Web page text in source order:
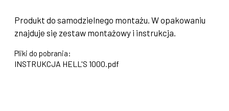
Produkt do samodzielnego montażu. W opakowaniu
znajduje się zestaw montażowy i instrukcja.
Pliki do pobrania:
INSTRUKCJA HELL'S 1000.pdf